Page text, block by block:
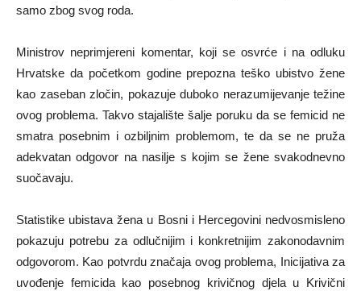
samo zbog svog roda.
Ministrov neprimjereni komentar, koji se osvrće i na odluku
Hrvatske da početkom godine prepozna teško ubistvo žene
kao zaseban zločin, pokazuje duboko nerazumijevanje težine
ovog problema. Takvo stajalište šalje poruku da se femicid ne
smatra posebnim i ozbiljnim problemom, te da se ne pruža
adekvatan odgovor na nasilje s kojim se žene svakodnevno
suočavaju.
Statistike ubistava žena u Bosni i Hercegovini nedvosmisleno
pokazuju potrebu za odlučnijim i konkretnijim zakonodavnim
odgovorom. Kao potvrdu značaja ovog problema, Inicijativa za
uvođenje femicida kao posebnog krivičnog djela u Krivični